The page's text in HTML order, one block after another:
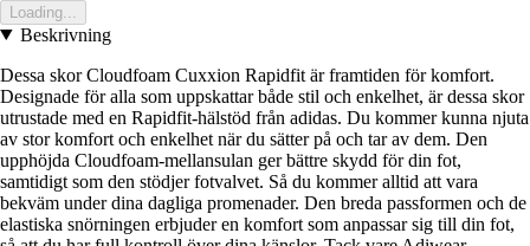
Loading...
Beskrivning
Dessa skor Cloudfoam Cuxxion Rapidfit är framtiden för komfort.
Designade för alla som uppskattar både stil och enkelhet, är dessa skor
utrustade med en Rapidfit-hälstöd från adidas. Du kommer kunna njuta
av stor komfort och enkelhet när du sätter på och tar av dem. Den
upphöjda Cloudfoam-mellansulan ger bättre skydd för din fot,
samtidigt som den stödjer fotvalvet. Så du kommer alltid att vara
bekväm under dina dagliga promenader. Den breda passformen och de
elastiska snörningen erbjuder en komfort som anpassar sig till din fot,